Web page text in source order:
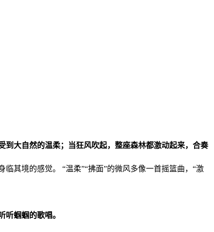
大自然的温柔；当狂风吹起，整座森林都激动起来，合奏
其境的感觉。 “温柔”“拂面”的微风多像一首摇篮曲，“激
蝈蝈的歌唱。